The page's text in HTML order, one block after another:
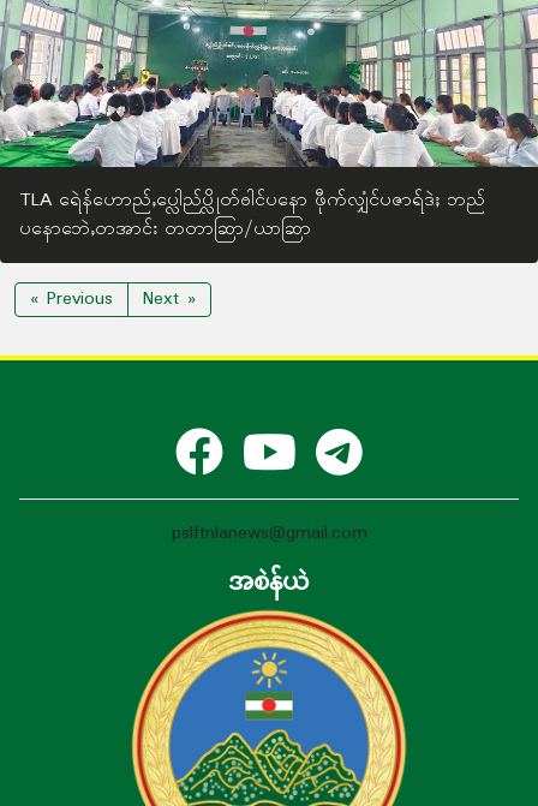
TLA ရေဲန်ဟောည်ႇပ္လေါည်ပ္လိုတ်ႎါင်ပနော ဖီုက်လျှံင်ပဇာရ်ဒဲႈ ဘည်
ပ‌နောဘေဲႇတအာင်း တတာဆြာ/ယာဆြာ
« Previous Next »
pslftnlanews@gmail.com
အစဲန်ယဲ